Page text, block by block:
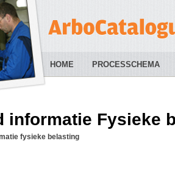
HOME PROCESSCHEMA
informatie Fysieke
fysieke belasting